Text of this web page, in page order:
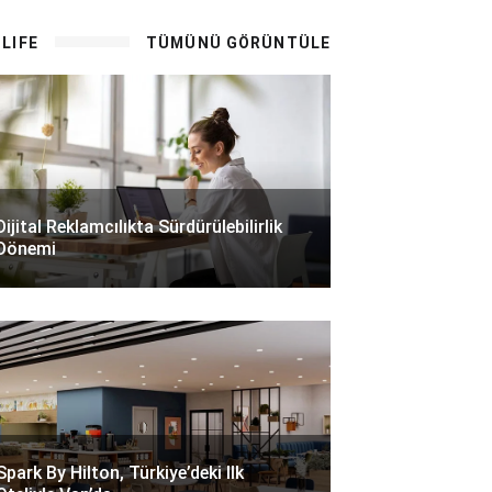
TÜMÜNÜ GÖRÜNTÜLE
Reklamcılıkta Sürdürülebilirlik
By Hilton, Türkiye’deki Ilk